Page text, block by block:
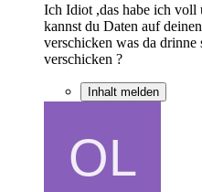
Ich Idiot ,das habe ich voll
kannst du Daten auf
verschicken was da
verschicken ?
Inhalt melden